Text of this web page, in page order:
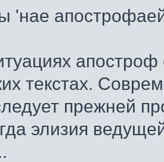
'нае
апостроф
текстах.
прежней
элизия